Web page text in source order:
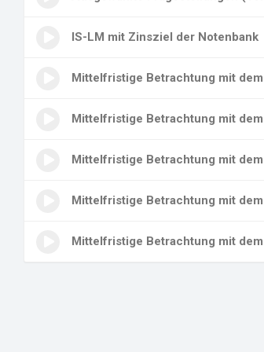
IS-LM mit Zinsziel der Notenbank
Mittelfristige Betrachtung mit dem
Mittelfristige Betrachtung mit dem
Mittelfristige Betrachtung mit dem
Mittelfristige Betrachtung mit dem
Mittelfristige Betrachtung mit dem